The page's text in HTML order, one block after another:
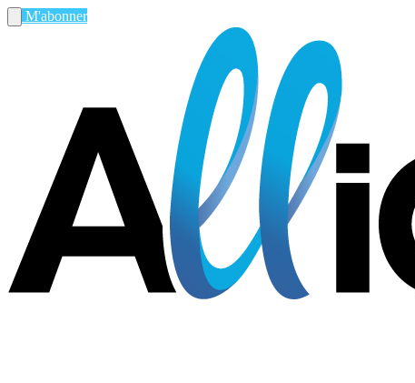
M'abonner